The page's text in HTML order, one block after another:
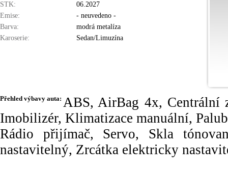
STK:
06.2027
Emise:
- neuvedeno -
Barva:
modrá metalíza
Karoserie:
Sedan/Limuzína
Přehled výbavy auta: ABS, AirBag 4x, Centrální
Imobilizér, Klimatizace manuální,
Rádio přijímač, Servo, Skla
nastavitelný, Zrcátka elektricky